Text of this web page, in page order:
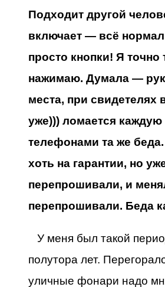
Подходит другой
включает — всё
просто кнопки! Я точно
нажимаю. Думала —
места, при свидетелях
уже))) ломается каждую
телефонами та же
хоть на гарантии, но
перепрошивали, и
перепрошивали. Беда
У меня был такой
полутора лет.
уличные фонари надо